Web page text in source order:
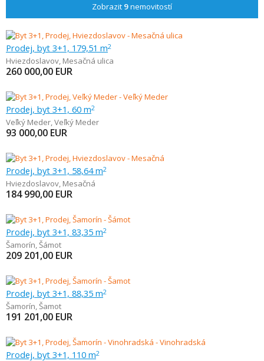
Zobrazit 9nemovitostí
Prodej, byt 3+1, 179,51 m2
Hviezdoslavov, Mesačná ulica
260 000,00 EUR
Prodej, byt 3+1, 60 m2
Veľký Meder,Veľký Meder
93 000,00 EUR
Prodej, byt 3+1, 58,64 m2
Hviezdoslavov, Mesačná
184 990,00 EUR
Prodej, byt 3+1, 83,35 m2
Šamorín,Šámot
209 201,00 EUR
Prodej, byt 3+1, 88,35 m2
Šamorín,Šamot
191 201,00 EUR
Prodej, byt 3+1, 110 m2